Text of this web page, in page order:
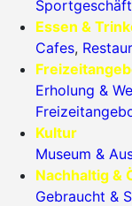
Essen &
Cafes,
Erholung &
Kultur
Museum &
Nachhaltig &
Gebraucht &